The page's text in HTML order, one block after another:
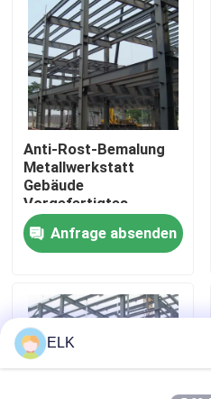
Werksbesichtigung
Qualitätskontrolle
Kontakt mit uns
Neuigkeiten
Bitte um ein Angebot
Anti-Rost-Bemalung
Metallwerkstatt
Gebäude
Vorgefertigtes
Metalllager ODM
Anfrage absenden
ELK